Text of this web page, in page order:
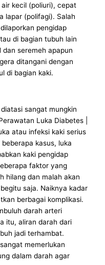
kecil (poliuri), cepat
lapar (polifagi). Salah
pengidap
di bagian tubuh lain
seremeh apapun
ditangani dengan
di bagian kaki.
sangat mungkin
Luka Diabetes |
atau infeksi kaki serius
kasus, luka
kaki pengidap
faktor yang
hilang dan malah akan
saja. Naiknya kadar
berbagai komplikasi.
darah arteri
itu, aliran darah dari
jadi terhambat.
memerlukan
dalam darah agar